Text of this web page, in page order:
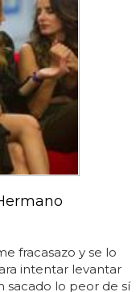
fracasazo y se lo
intentar levantar
sacado lo peor de sí